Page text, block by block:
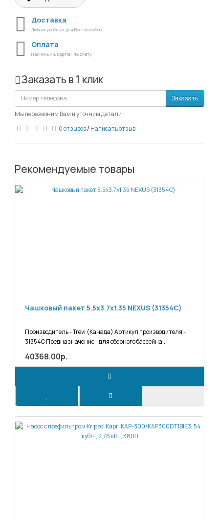
Доставка
Любым удобным для Вас способом
Оплата
Наличными, картой, по счету
Заказать в 1 клик
Заказать
Мы перезвоним Вам и уточним детали
0 отзывов/ Написать отзыв
Рекомендуемые товары
Чашковый пакет 5.5х3.7х1.35 NEXUS (31354C)
Производитель - Trevi (Канада) Артикул производителя -
31354C Предназначение - для сборного бассейна..
40368.00р.